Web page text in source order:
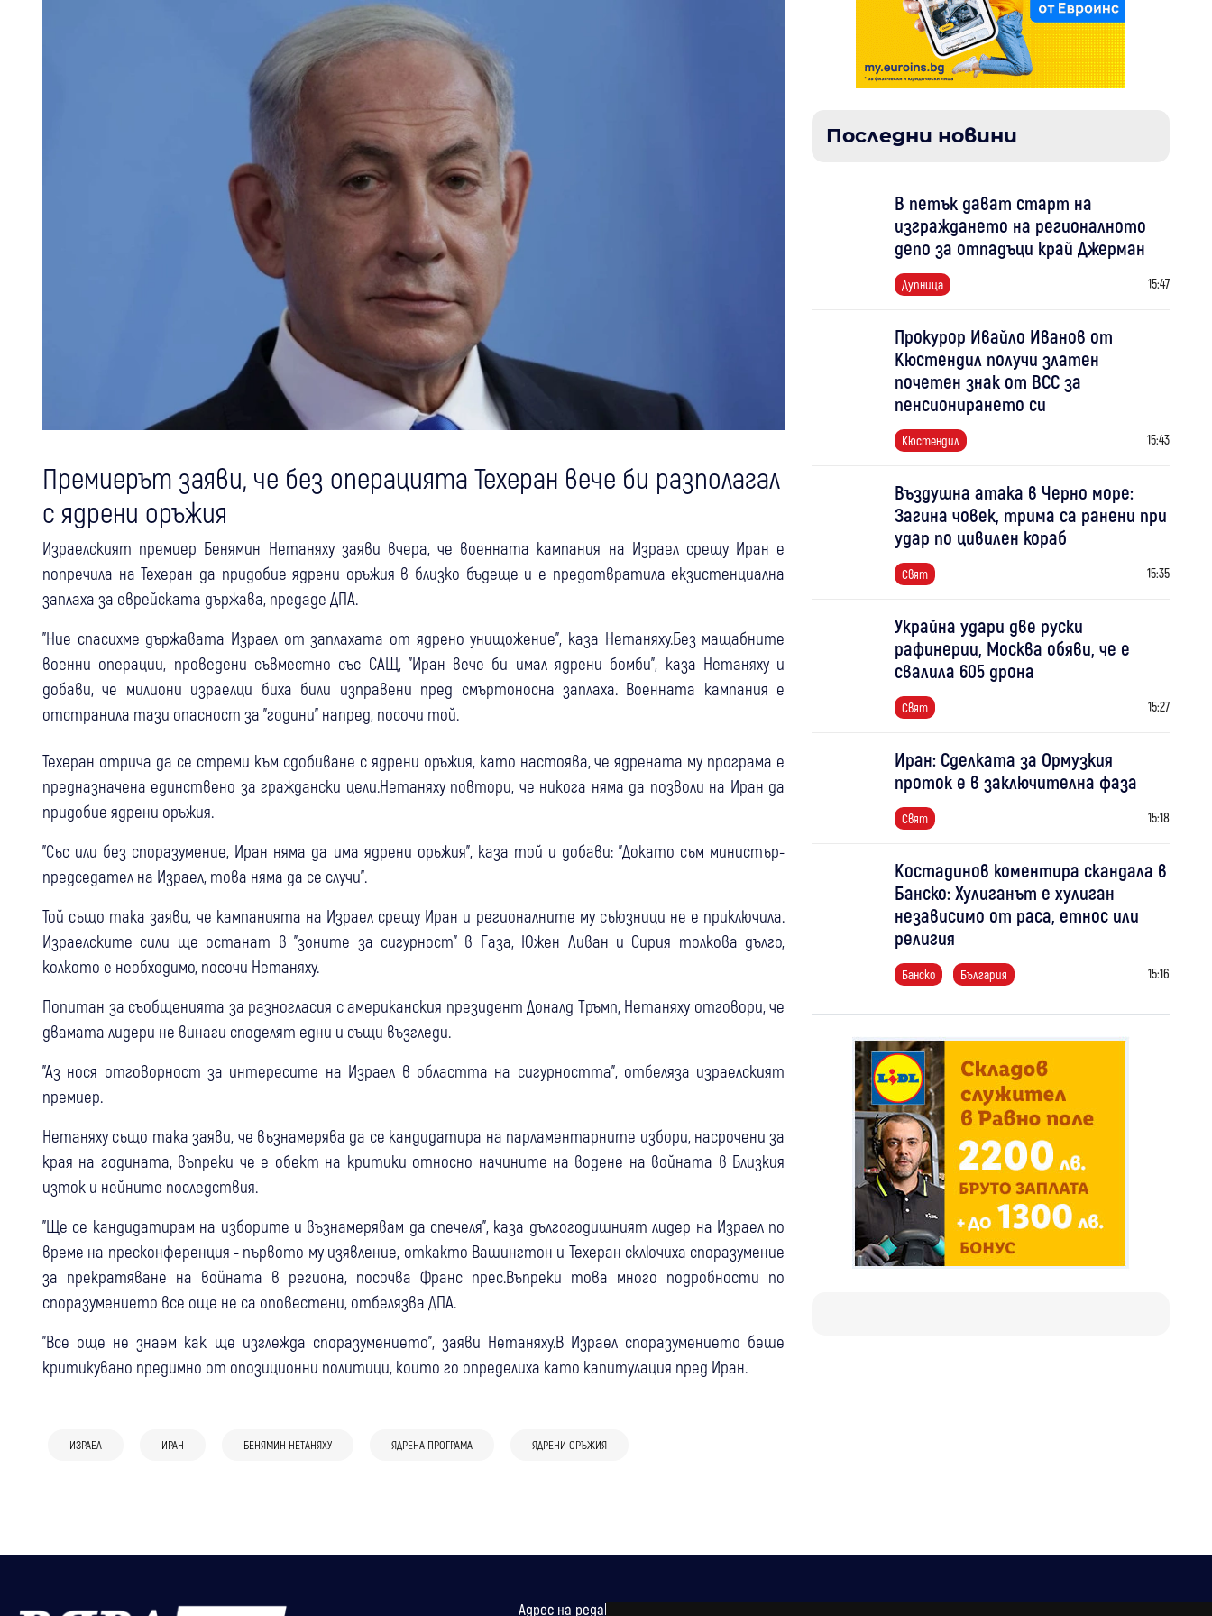
Премиерът заяви, че без операцията Техеран вече би разполагал
с ядрени оръжия
Израелският премиер Бенямин Нетаняху заяви вчера, че военната кампания на Израел срещу Иран е
попречила на Техеран да придобие ядрени оръжия в близко бъдеще и е предотвратила екзистенциална
заплаха за еврейската държава, предаде ДПА.
"Ние спасихме държавата Израел от заплахата от ядрено унищожение", каза Нетаняху.Без мащабните
военни операции, проведени съвместно със САЩ, "Иран вече би имал ядрени бомби", каза Нетаняху и
добави, че милиони израелци биха били изправени пред смъртоносна заплаха. Военната кампания е
отстранила тази опасност за "години" напред, посочи той.
Техеран отрича да се стреми към сдобиване с ядрени оръжия, като настоява, че ядрената му програма е
предназначена единствено за граждански цели.Нетаняху повтори, че никога няма да позволи на Иран да
придобие ядрени оръжия.
"Със или без споразумение, Иран няма да има ядрени оръжия", каза той и добави: "Докато съм министър-
председател на Израел, това няма да се случи".
Той също така заяви, че кампанията на Израел срещу Иран и регионалните му съюзници не е приключила.
Израелските сили ще останат в "зоните за сигурност" в Газа, Южен Ливан и Сирия толкова дълго,
колкото е необходимо, посочи Нетаняху.
Попитан за съобщенията за разногласия с американския президент Доналд Тръмп, Нетаняху отговори, че
двамата лидери не винаги споделят едни и същи възгледи.
"Аз нося отговорност за интересите на Израел в областта на сигурността", отбеляза израелският
премиер.
Нетаняху също така заяви, че възнамерява да се кандидатира на парламентарните избори, насрочени за
края на годината, въпреки че е обект на критики относно начините на водене на войната в Близкия
изток и нейните последствия.
"Ще се кандидатирам на изборите и възнамерявам да спечеля", каза дългогодишният лидер на Израел по
време на пресконференция - първото му изявление, откакто Вашингтон и Техеран сключиха споразумение
за прекратяване на войната в региона, посочва Франс прес.Въпреки това много подробности по
споразумението все още не са оповестени, отбелязва ДПА.
"Все още не знаем как ще изглежда споразумението", заяви Нетаняху.В Израел споразумението беше
критикувано предимно от опозиционни политици, които го определиха като капитулация пред Иран.
ИЗРАЕЛ ИРАН БЕНЯМИН НЕТАНЯХУ ЯДРЕНА ПРОГРАМА ЯДРЕНИ ОРЪЖИЯ
заключителна фаза
12:36
Танкер съобщи за две експлозии край
са невредими
Нетаняху: Израел не приема новия
провокирали конфликт, хотелът
антисемитски инцидент, случаят не
САЩ и Иран между примирието и нова
Последни новини
В петък дават старт на
изграждането на регионалното
депо за отпадъци край Джерман
Дупница 15:47
Прокурор Ивайло Иванов от
Кюстендил получи златен
почетен знак от ВСС за
пенсионирането си
Кюстендил 15:43
Въздушна атака в Черно море:
Загина човек, трима са ранени при
удар по цивилен кораб
Свят 15:35
Украйна удари две руски
рафинерии, Москва обяви, че е
свалила 605 дрона
Свят 15:27
Иран: Сделката за Ормузкия
проток е в заключителна фаза
Свят 15:18
Костадинов коментира скандала в
Банско: Хулиганът е хулиган
независимо от раса, етнос или
религия
Банско България 15:16
Адрес на редакцията